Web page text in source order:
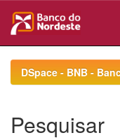
navigationDSpace - BNB -
Pesquisar